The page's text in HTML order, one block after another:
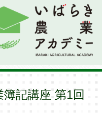
記講座 第1回